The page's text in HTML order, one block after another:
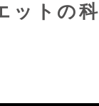
ットの科